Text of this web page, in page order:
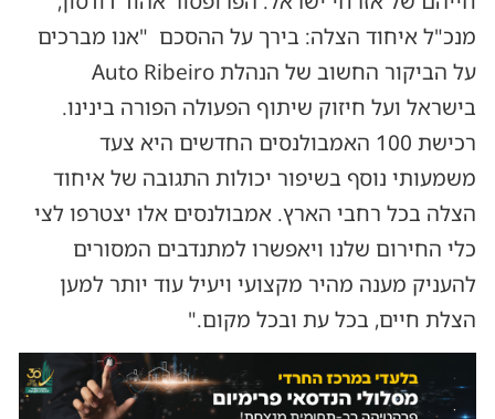
מנכ"ל איחוד הצלה: בירך על ההסכם "אנו מברכים
על הביקור החשוב של הנהלת Auto Ribeiro
בישראל ועל חיזוק שיתוף הפעולה הפורה בינינו.
רכישת 100 האמבולנסים החדשים היא צעד
משמעותי נוסף בשיפור יכולות התגובה של איחוד
הצלה בכל רחבי הארץ. אמבולנסים אלו יצטרפו לצי
כלי החירום שלנו ויאפשרו למתנדבים המסורים
להעניק מענה מהיר מקצועי ויעיל עוד יותר למען
הצלת חיים, בכל עת ובכל מקום."